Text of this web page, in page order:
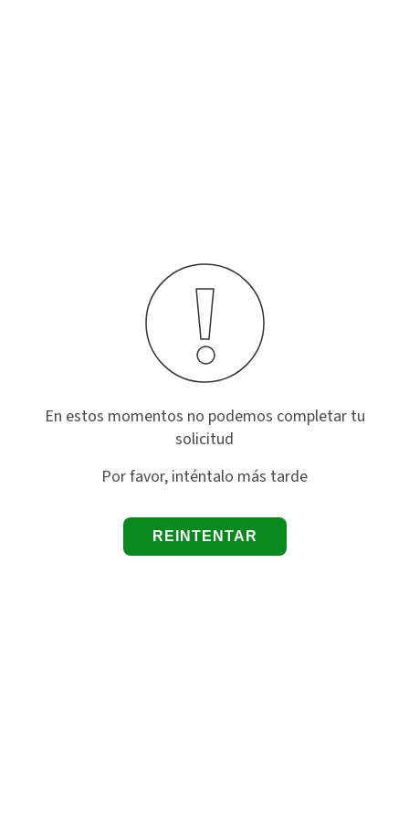
En estos momentos no podemos completar tu
solicitud
Por favor, inténtalo más tarde
REINTENTAR